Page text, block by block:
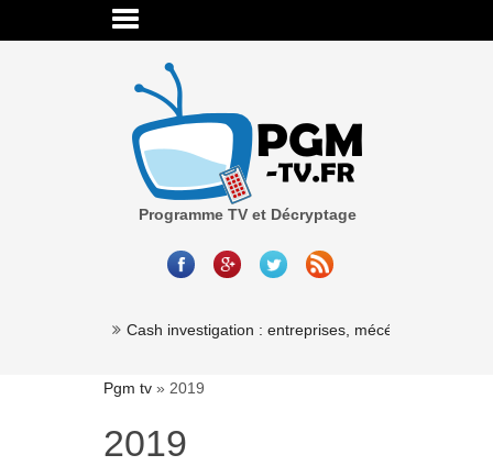
Programme TV et Décryptage
Cash investigation : entreprises, mécénat,
Pgm tv » 2019
2019